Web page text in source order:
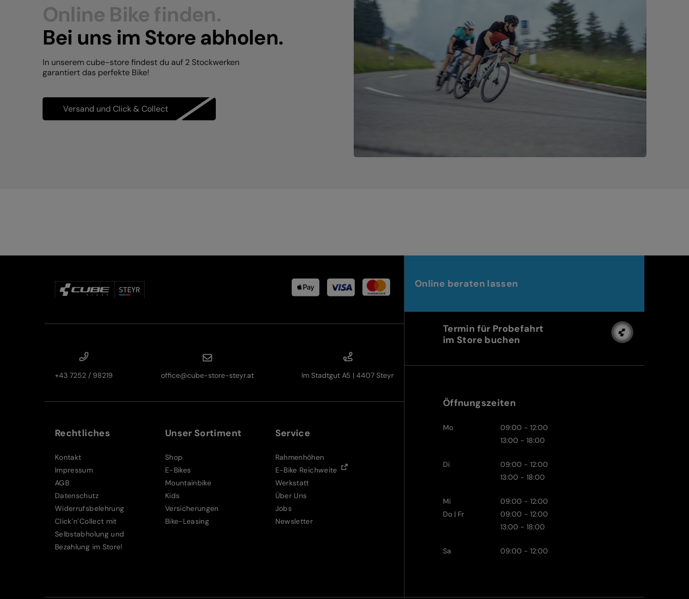
Online Bike finden.
Bei uns im Store abholen.
In unserem cube-store findest du auf 2 Stockwerken
garantiert das perfekte Bike!
Versand und Click & Collect
+43 7252 / 98219 office@cube-store-steyr.at Im Stadtgut A5 | 4407 Steyr
Rechtliches
Kontakt
Impressum
AGB
Datenschutz
Widerrufsbelehrung
Click´n´Collect mit
Selbstabholung und
Bezahlung im Store!
Unser Sortiment
Shop
E-Bikes
Mountainbike
Kids
Versicherungen
Bike-Leasing
Service
Rahmenhöhen
E-Bike Reichweite
Werkstatt
Über Uns
Jobs
Newsletter
Online beraten lassen
Termin für Probefahrt
im Store buchen
Öffnungszeiten
Mo
09:00 - 12:00
13:00 - 18:00
Di
09:00 - 12:00
13:00 - 18:00
Mi
09:00 - 12:00
Do | Fr
09:00 - 12:00
13:00 - 18:00
Sa 09:00 - 12:00